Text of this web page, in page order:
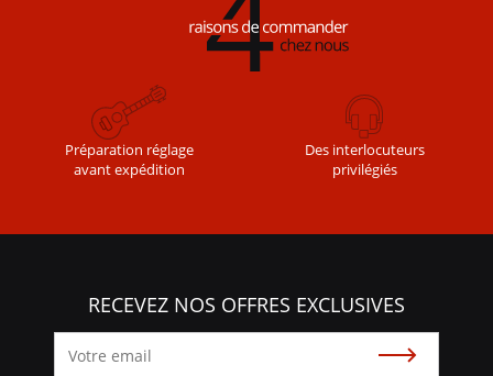
L’ARTICLE
Préparation réglage
avant expédition
Des interlocuteurs
privilégiés
RECEVEZ NOS OFFRES EXCLUSIVES
Souscrire